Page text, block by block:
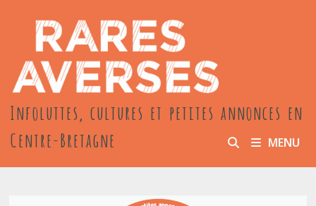
contenu
Infoluttes, cultures et petites annonces en
Centre-Bretagne
MENU